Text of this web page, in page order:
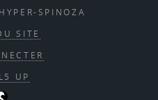
SPINOZA
SITE
UP